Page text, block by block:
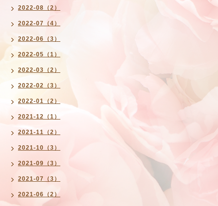
2022-08（2）
2022-07（4）
2022-06（3）
2022-05（1）
2022-03（2）
2022-02（3）
2022-01（2）
2021-12（1）
2021-11（2）
2021-10（3）
2021-09（3）
2021-07（3）
2021-06（2）